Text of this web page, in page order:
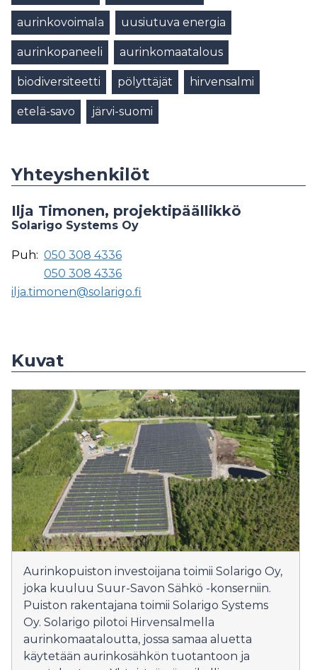
aurinkovoimala uusiutuva energia
aurinkopaneeli aurinkomaatalous
biodiversiteetti pölyttäjät hirvensalmi
etelä-savo järvi-suomi
Yhteyshenkilöt
Ilja Timonen, projektipäällikkö
Solarigo Systems Oy
Puh: 050 308 4336
050 308 4336
ilja.timonen@solarigo.fi
Kuvat
Aurinkopuiston investoijana toimii Solarigo Oy,
joka kuuluu Suur-Savon Sähkö -konserniin.
Puiston rakentajana toimii Solarigo Systems
Oy. Solarigo pilotoi Hirvensalmella
aurinkomaataloutta, jossa samaa aluetta
käytetään aurinkosähkön tuotantoon ja